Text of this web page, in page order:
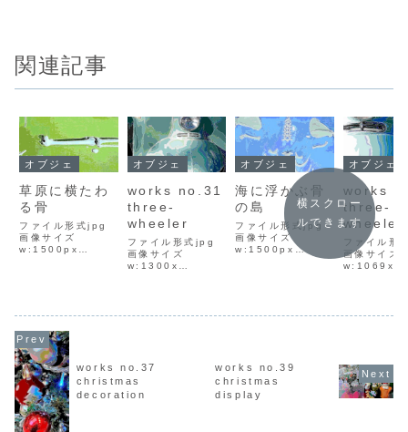
関連記事
オブジェ
草原に横たわ
る骨
ファイル形式jpg
画像サイズ
w:1500px
存」を選択し、保
存先を選んでダウ
ンロードしてくだ
さい。
オブジェ
works no.31
three-
wheeler
ファイル形式jpg
画像サイズ
w:1300x
ードしてくださ
い。
オブジェ
海に浮かぶ骨
の島
ファイル形式jpg
画像サイズ
w:1500px
h:1000pxファイ
さい。
オブジェ
works
three-
wheeler
ファイル形
画像サイズ
w:1069x
ンロードし
さい。
横スクロー
ルできます
works no.37
christmas
decoration
works no.39
christmas
display